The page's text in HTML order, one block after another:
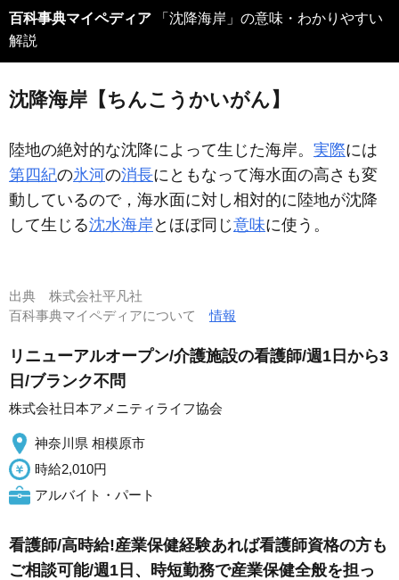
百科事典マイペディア
解説
沈降海岸【ちんこうかいがん】
陸地の絶対的な沈降によって生じた海岸。 実際には
第四紀の氷河の消長にともなって海水面の高さも変
動しているので，海水面に対し相対的に陸地が沈降
して生じる沈水海岸 とほぼ同じ意味に使う。
出典 株式会社平凡社
百科事典マイペディアについて情報
リニューアルオープン/介護施設の看護師/週1日から3
日/ブランク不問
株式会社日本アメニティライフ協会
神奈川県 相模原市
時給2,010円
アルバイト・パート
看護師/高時給!産業保健経験あれば看護師資格の方も
ご相談可能/週1日、時短勤務で産業保健全般を担っ